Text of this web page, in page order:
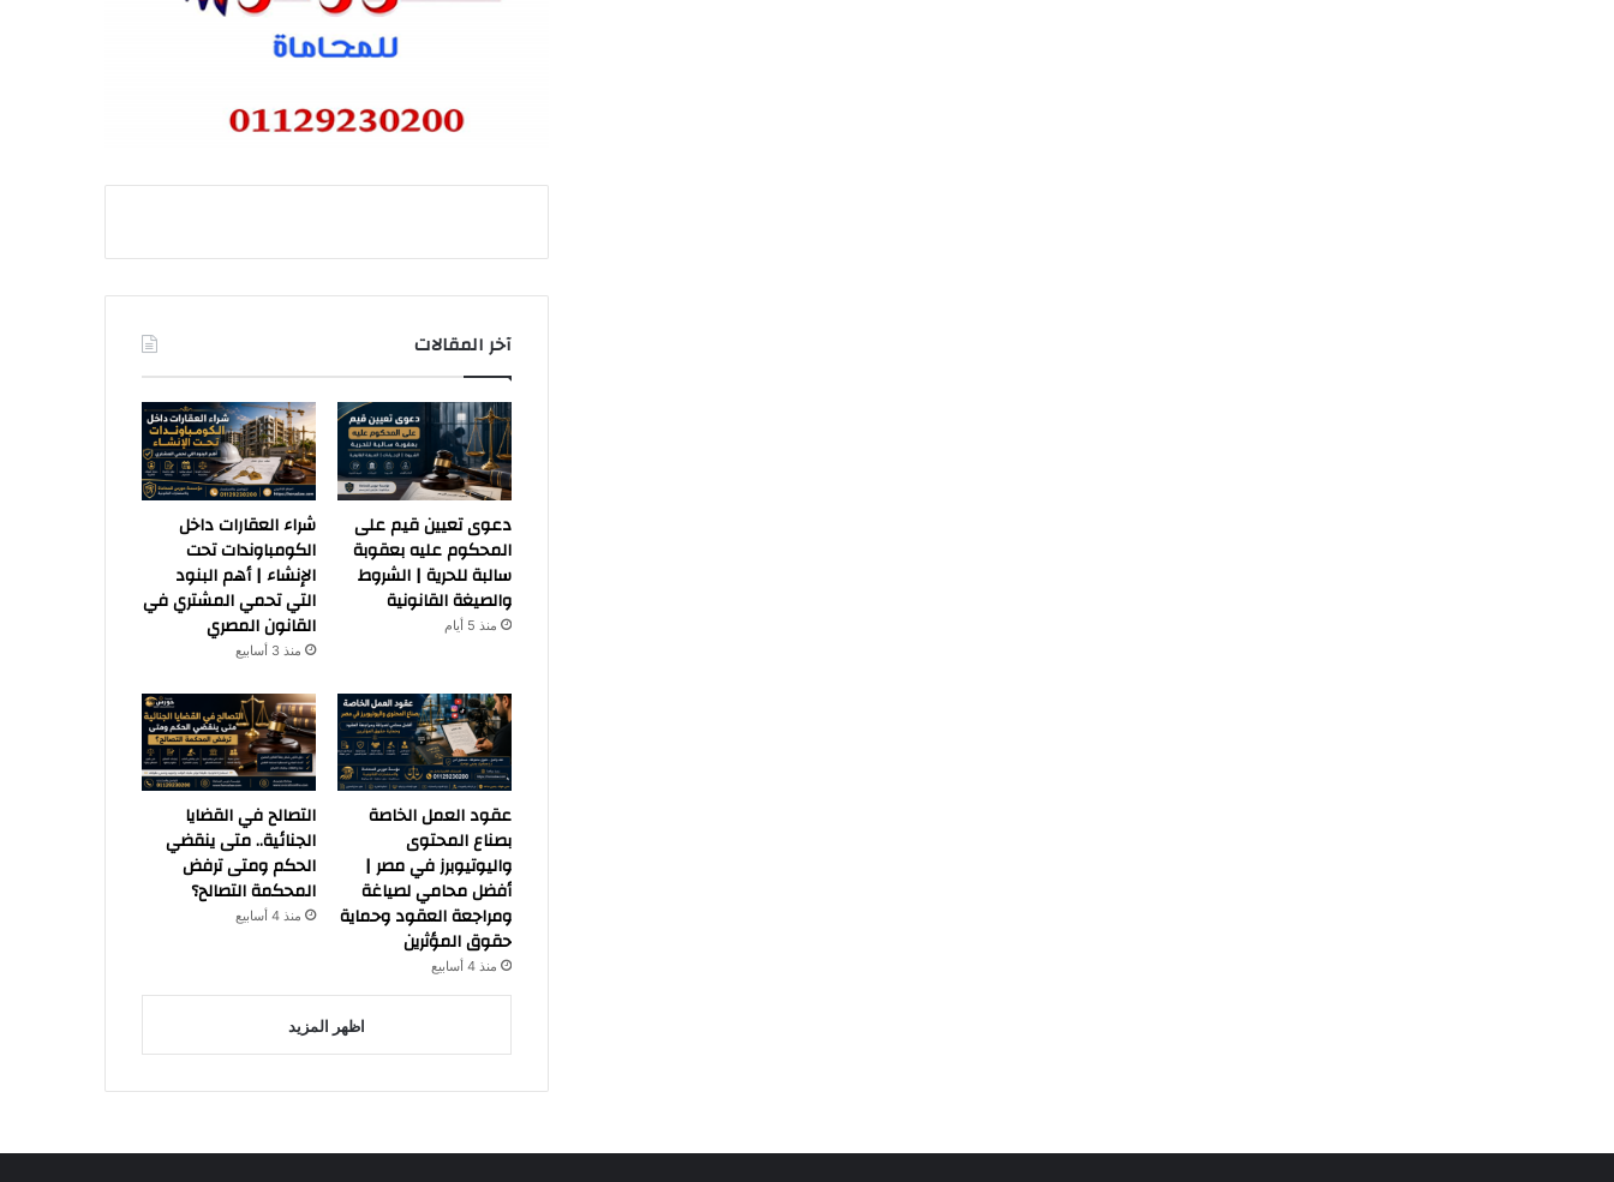
آخر المقالات
دعوى تعيين قيم على
المحكوم عليه بعقوبة
سالبة للحرية | الشروط
والصيغة القانونية
منذ 5 أيام
شراء العقارات داخل
الكومباوندات تحت
الإنشاء | أهم البنود
التي تحمي المشتري في
القانون المصري
منذ 3 أسابيع
عقود العمل الخاصة
بصناع المحتوى
واليوتيوبرز في مصر |
أفضل محامي لصياغة
ومراجعة العقود وحماية
حقوق المؤثرين
منذ 4 أسابيع
التصالح في القضايا
الجنائية.. متى ينقضي
الحكم ومتى ترفض
المحكمة التصالح؟
منذ 4 أسابيع
اظهر المزيد